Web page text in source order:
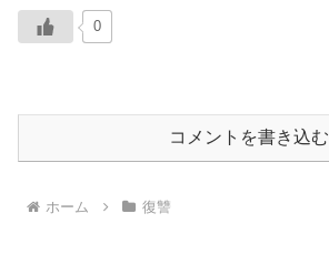
0
コメントを書き込む
ホーム 復讐